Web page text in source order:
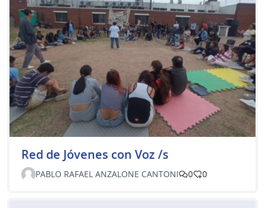
Red de Jóvenes con Voz /s
PABLO RAFAEL ANZALONE CANTONI 0 0